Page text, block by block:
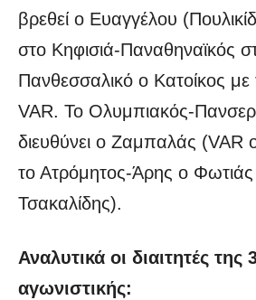
βρεθεί ο Ευαγγέλου
στο Κηφισιά-Παναθηναϊκός
Πανθεσσαλικό ο Κατοίκος
VAR. Το Ολυμπιακός-
διευθύνει ο Ζαμπαλάς (VAR
το Ατρόμητος-Άρης ο
Τσακαλίδης).
Αναλυτικά οι διαιτητές της
αγωνιστικής: